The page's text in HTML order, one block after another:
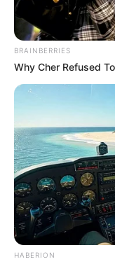
Revista
em resposta à Cati
Você pode
bem firme e
passe um
ganho, passe
prateada e
Outra maneira
próprio para
Miriam viegas
Olá boa tarde
BRAINBERRIES
Why Cher Refused
HABERION